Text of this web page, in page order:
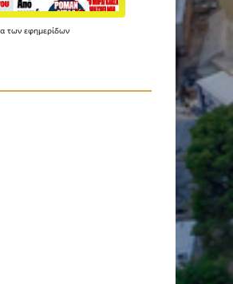
των εφημερίδων